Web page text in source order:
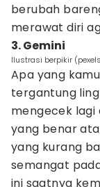
berubah
merawat diri
3. Gemini
Ilustrasi berpikir
Apa yang
tergantung
mengecek lagi
yang benar
yang kurang
semangat
ini saatnya